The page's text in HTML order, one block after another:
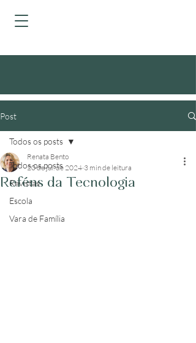
Post
Todos os posts
Revistas
Escola
Vara de Família
Todos os posts
Reféns da Tecnologia
Renata Bento
20 de jul. de 2024 3 min de leitura